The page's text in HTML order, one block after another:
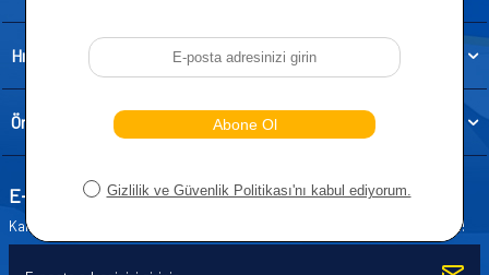
Hızlı Erişim
Önemli Bilgiler
E-Bülten Aboneliği
Kampanya ve yeniliklerden haberdar olmak için e-bültenimize abone olun!